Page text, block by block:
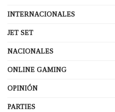
INTERNACIONALES
JET SET
NACIONALES
ONLINE GAMING
OPINIÓN
PARTIES